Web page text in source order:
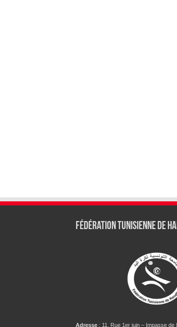
Fédération tunisienne de
Adresse: 11, Rue 1er juin – Impasse de